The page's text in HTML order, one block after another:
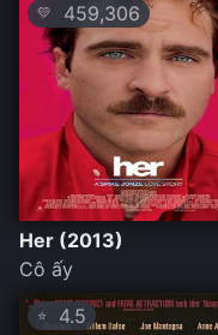
💛 459,306
Her (2013)
Cô ấy
⭐ 4.5